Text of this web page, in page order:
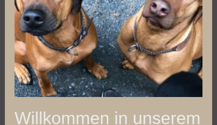
Willkommen in unserem